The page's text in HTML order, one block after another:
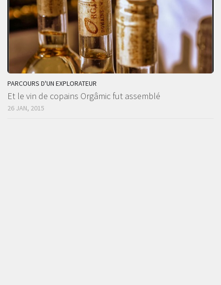
PARCOURS D'UN EXPLORATEUR
Et le vin de copains Orgâmic fut assemblé
26 JAN, 2015